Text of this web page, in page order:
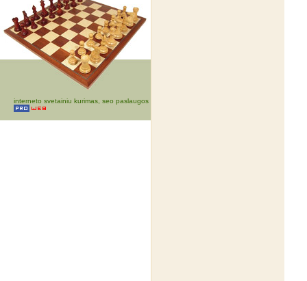
interneto svetainiu kurimas, seo paslaugos